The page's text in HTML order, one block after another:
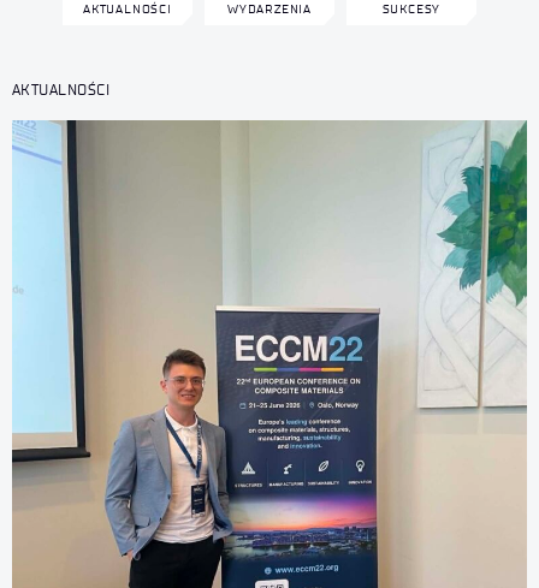
AKTUALNOŚCI WYDARZENIA SUKCESY
AKTUALNOŚCI